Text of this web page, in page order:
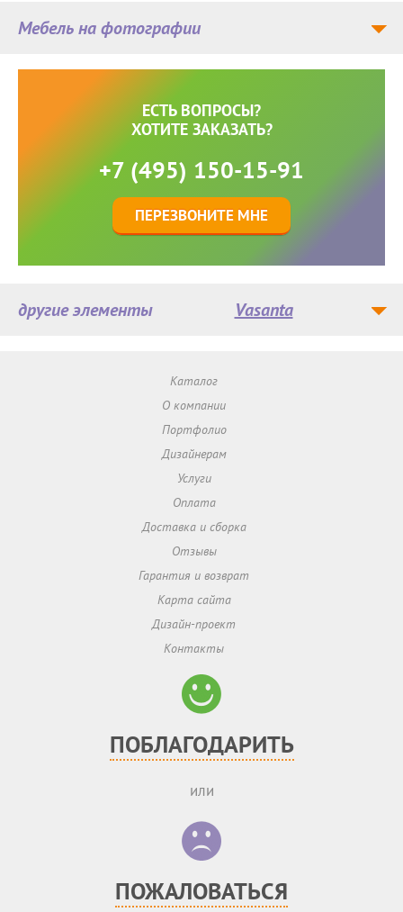
Мебель на фотографии
ЕСТЬ ВОПРОСЫ?
ХОТИТЕ ЗАКАЗАТЬ?
+7 (495) 150-15-91
ПЕРЕЗВОНИТЕ МНЕ
другие элементы Vasanta
Каталог
О компании
Портфолио
Дизайнерам
Услуги
Оплата
Доставка и сборка
Отзывы
Гарантия и возврат
Карта сайта
Дизайн-проект
Контакты
ПОБЛАГОДАРИТЬ
или
ПОЖАЛОВАТЬСЯ